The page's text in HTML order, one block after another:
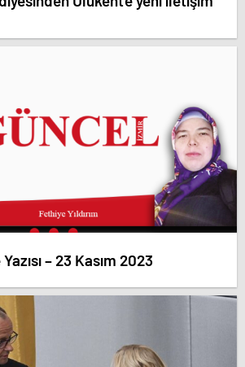
– 23 Kasım 2023